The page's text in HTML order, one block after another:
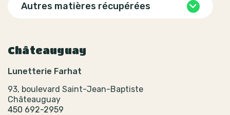
Autres matières récupérées
Châteauguay
Lunetterie Farhat
93, boulevard Saint-Jean-Baptiste
Châteauguay
450 692-2959